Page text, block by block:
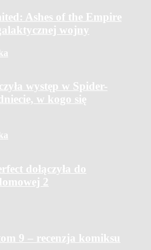
Ashes of the Empire
wojny
występ w Spider-
w kogo się
dołączyła do
2
9 – recenzja komiksu